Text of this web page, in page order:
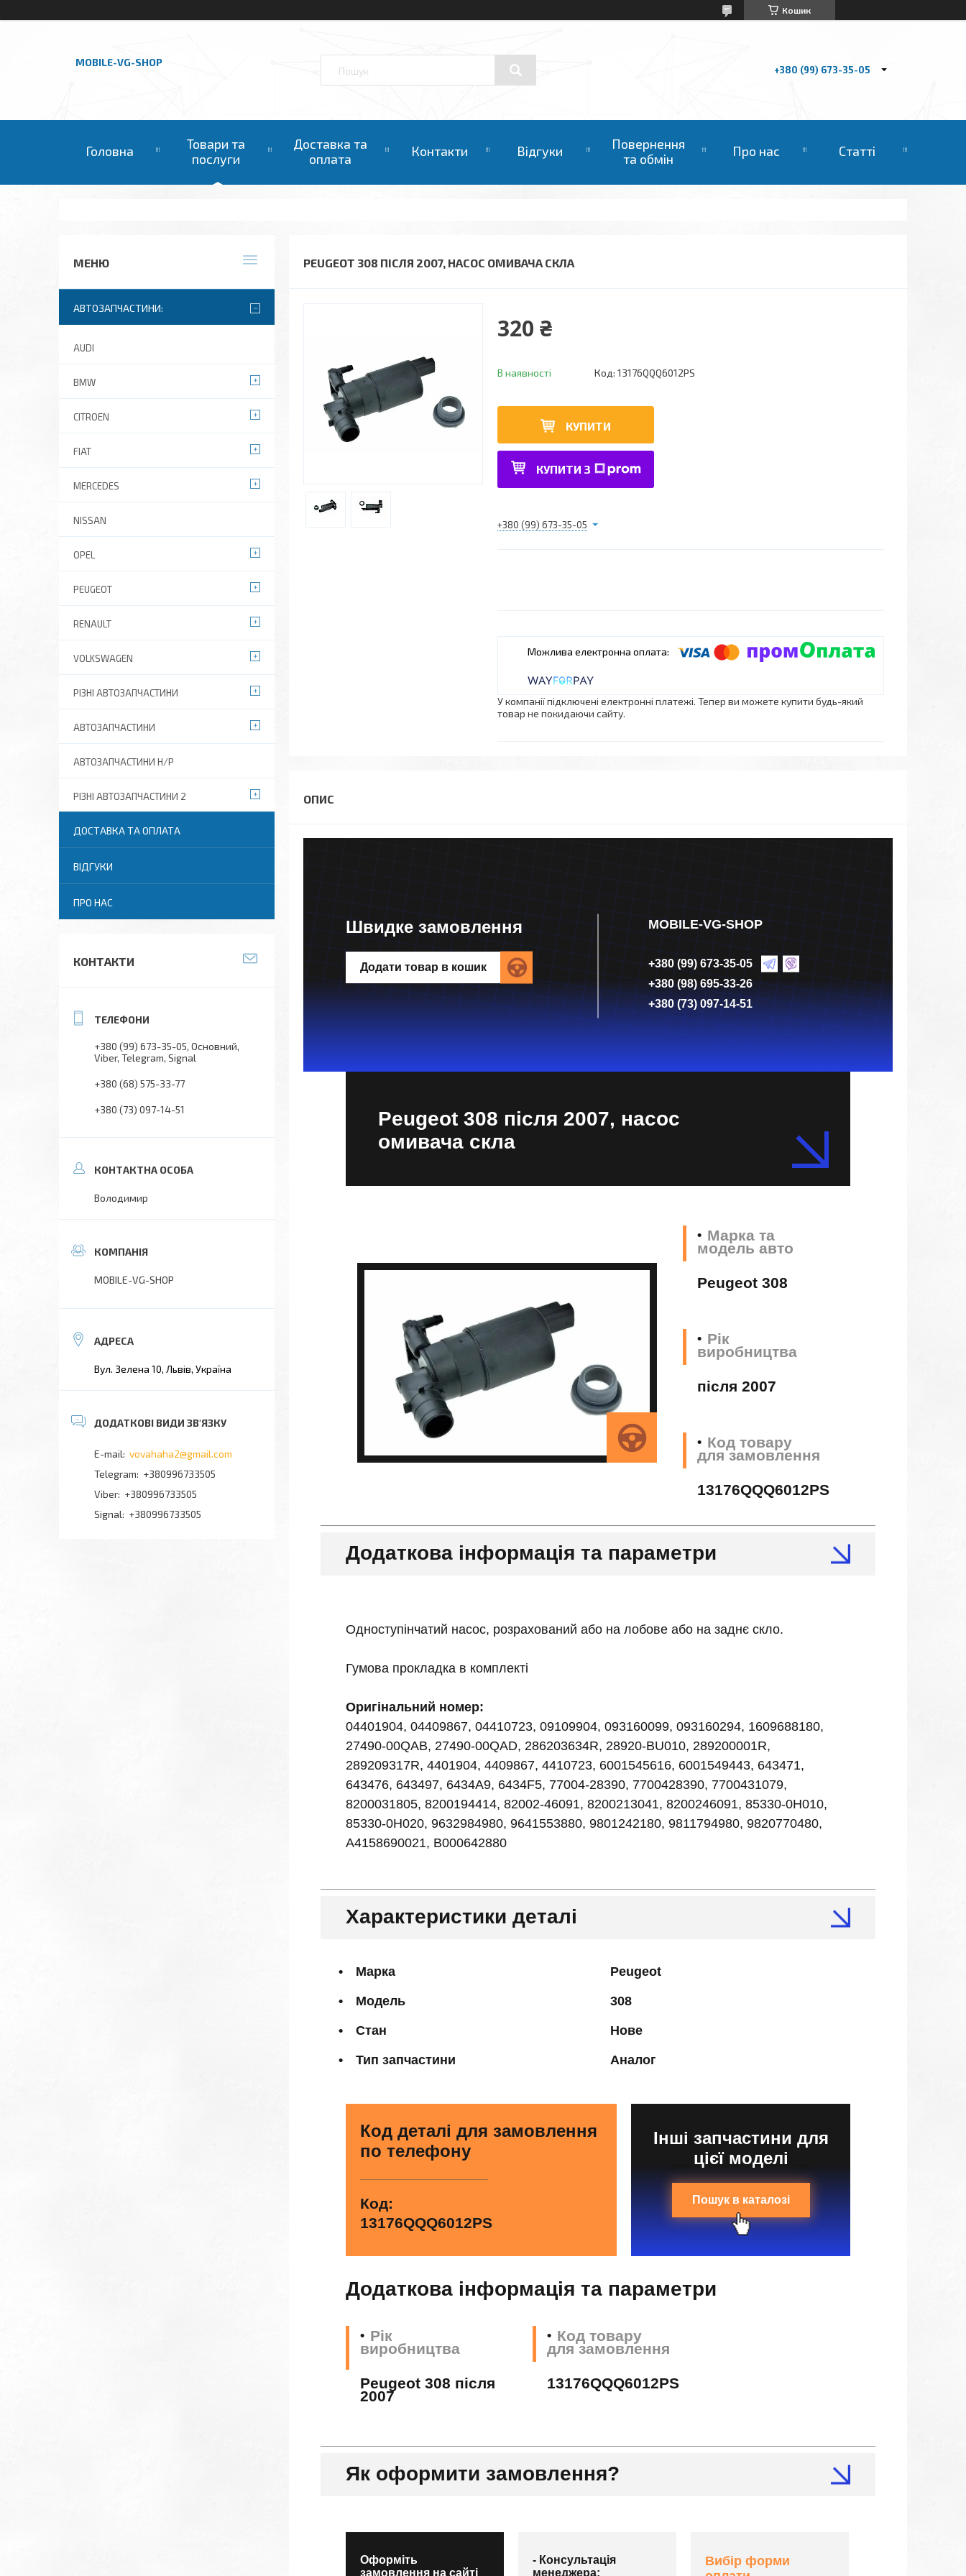
Кошик
MOBILE-VG-SHOP
+380 (99) 673-35-05
Головна
Товари та
послуги
Доставка та
оплата
Контакти Відгуки
Повернення
та обмін
Про нас Статті
PEUGEOT 308 ПІСЛЯ 2007, НАСОС ОМИВАЧА СКЛА
320 ₴
В наявності Код: 13176QQQ6012PS
КУПИТИ
КУПИТИ З
+380 (99) 673-35-05
У компанії підключені електронні платежі. Тепер ви можете купити будь-який
товар не покидаючи сайту.
Швидке замовлення
Додати товар в кошик
MOBILE-VG-SHOP
+380 (99) 673-35-05
+380 (98) 695-33-26
+380 (73) 097-14-51
Peugeot 308 після 2007, насос
омивача скла
Марка та
модель авто
Peugeot 308
Рік
виробництва
після 2007
Код товару
для замовлення
13176QQQ6012PS
Додаткова інформація та параметри
Одноступінчатий насос, розрахований або на лобове або на заднє скло.
Гумова прокладка в комплекті
Оригінальний номер:
04401904, 04409867, 04410723, 09109904, 093160099, 093160294, 1609688180,
27490-00QAB, 27490-00QAD, 286203634R, 28920-BU010, 289200001R,
289209317R, 4401904, 4409867, 4410723, 6001545616, 6001549443, 643471,
643476, 643497, 6434A9, 6434F5, 77004-28390, 7700428390, 7700431079,
8200031805, 8200194414, 82002-46091, 8200213041, 8200246091, 85330-0H010,
85330-0H020, 9632984980, 9641553880, 9801242180, 9811794980, 9820770480,
A4158690021, B000642880
Характеристики деталі
Марка Peugeot
Модель 308
Стан Нове
Тип запчастини Аналог
Код деталі для замовлення
по телефону
Код:
13176QQQ6012PS
Інші запчастини для
цієї моделі
Пошук в каталозі
Додаткова інформація та параметри
Рік
виробництва
Peugeot 308 після
2007
Код товару
для замовлення
13176QQQ6012PS
Як оформити замовлення?
Оформіть
замовлення на сайті
- Консультація
менеджера;
Вибір форми
АВТОЗАПЧАСТИНИ:
AUDI
BMW
CITROEN
FIAT
MERCEDES
NISSAN
OPEL
PEUGEOT
RENAULT
VOLKSWAGEN
РІЗНІ АВТОЗАПЧАСТИНИ
АВТОЗАПЧАСТИНИ
АВТОЗАПЧАСТИНИ Н/Р
РІЗНІ АВТОЗАПЧАСТИНИ 2
ДОСТАВКА ТА ОПЛАТА
ВІДГУКИ
ПРО НАС
КОНТАКТИ
+380 (99) 673-35-05 Основний,
Viber, Telegram, Signal
+380 (68) 575-33-77
+380 (73) 097-14-51
Володимир
MOBILE-VG-SHOP
Вул. Зелена 10, Львів, Україна
vovahaha2@gmail.com
+380996733505
+380996733505
Signal
+380996733505